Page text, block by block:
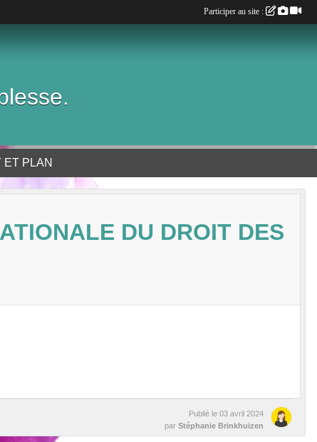
ET PLAN
DU DROIT DES
Publié le 03 avril 2024
par Stéphanie Brinkhuizen
Participer au site :